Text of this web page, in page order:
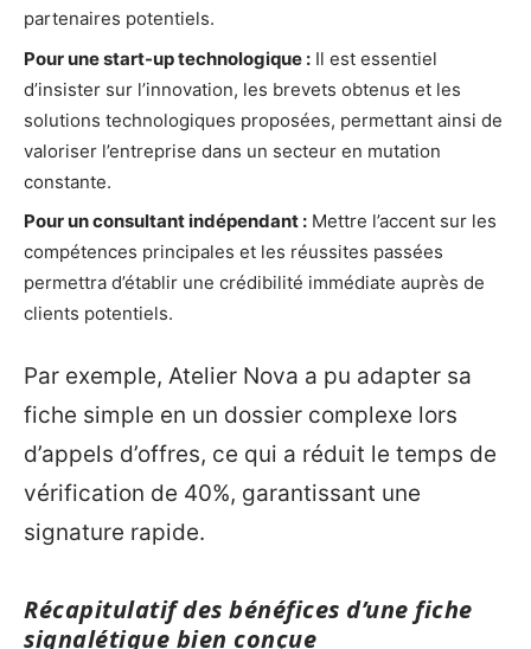
partenaires potentiels.
Pour une start-up technologique : Il est essentiel
d’insister sur l’innovation, les brevets obtenus et les
solutions technologiques proposées, permettant ainsi de
valoriser l’entreprise dans un secteur en mutation
constante.
Pour un consultant indépendant : Mettre l’accent sur les
compétences principales et les réussites passées
permettra d’établir une crédibilité immédiate auprès de
clients potentiels.
Par exemple, Atelier Nova a pu adapter sa
fiche simple en un dossier complexe lors
d’appels d’offres, ce qui a réduit le temps de
vérification de 40%, garantissant une
signature rapide.
Récapitulatif des bénéfices d’une fiche
signalétique bien conçue